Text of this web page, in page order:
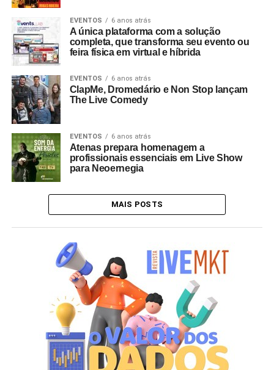
EVENTOS 6 anos atrás
A única plataforma com a solução
completa, que transforma seu evento ou
feira física em virtual e híbrida
EVENTOS 6 anos atrás
ClapMe, Dromedário e Non Stop lançam
The Live Comedy
EVENTOS 6 anos atrás
Atenas prepara homenagem a
profissionais essenciais em Live Show
para Neoernegia
MAIS POSTS